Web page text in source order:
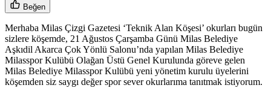
Beğen
Merhaba Milas Çizgi Gazetesi ‘Teknik Alan Köşesi’ okurları bugün
sizlere köşemde, 21 Ağustos Çarşamba Günü Milas Belediye
Aşkıdil Akarca Çok Yönlü Salonu’nda yapılan Milas Belediye
Milasspor Kulübü Olağan Üstü Genel Kurulunda göreve gelen
Milas Belediye Milasspor Kulübü yeni yönetim kurulu üyelerini
köşemden siz saygı değer spor sever okurlarıma tanıtmak istiyorum.